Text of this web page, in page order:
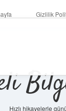
Gizlilik
Hızlı hikayelerle